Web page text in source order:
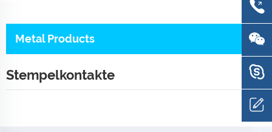
Metal Products
Stempelkontakte